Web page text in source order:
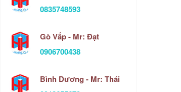
0835748593
Gò Vấp - Mr: Đạt
0906700438
Bình Dương - Mr: Thái